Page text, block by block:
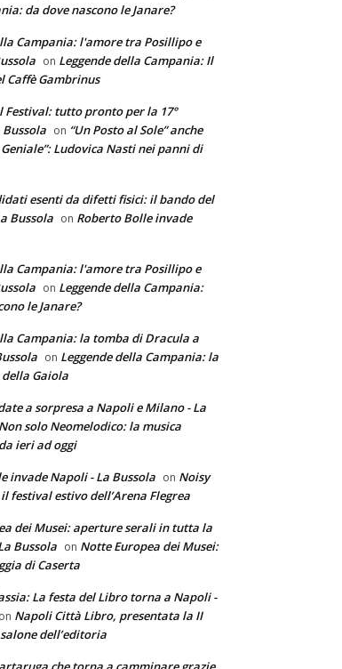
da dove nascono le Janare?
Campania: l'amore tra Posillipo e
on Leggende della Campania: Il
Caffè Gambrinus
Festival: tutto pronto per la 17°
Bussola on “Un Posto al Sole” anche
Geniale”: Ludovica Nasti nei panni di
esenti da difetti fisici: il bando del
Bussola on Roberto Bolle invade
Campania: l'amore tra Posillipo e
on Leggende della Campania:
le Janare?
Campania: la tomba di Dracula a
on Leggende della Campania: la
Gaiola
a sorpresa a Napoli e Milano - La
Non solo Neomelodico: la musica
ieri ad oggi
invade Napoli - La Bussola on Noisy
festival estivo dell’Arena Flegrea
dei Musei: aperture serali in tutta la
Bussola on Notte Europea dei Musei:
di Caserta
La festa del Libro torna a Napoli -
on Napoli Città Libro, presentata la II
dell’editoria